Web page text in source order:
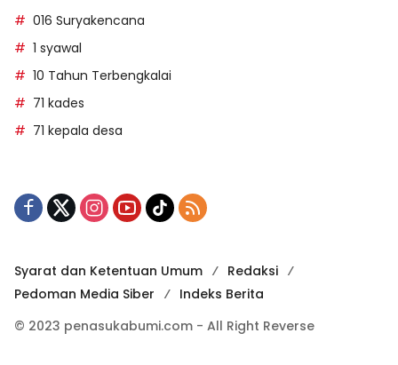
016 Suryakencana
1 syawal
10 Tahun Terbengkalai
71 kades
71 kepala desa
Syarat dan Ketentuan Umum
Redaksi
Pedoman Media Siber
Indeks Berita
© 2023 penasukabumi.com - All Right Reverse